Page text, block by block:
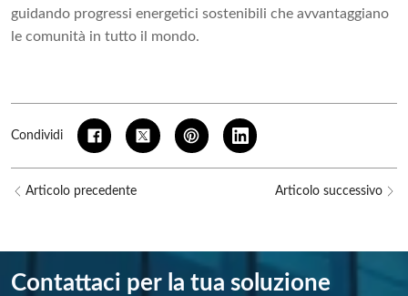
guidando progressi energetici sostenibili che avvantaggiano
le comunità in tutto il mondo.
Condividi
Articolo precedente Articolo successivo
Contattaci per la tua soluzione